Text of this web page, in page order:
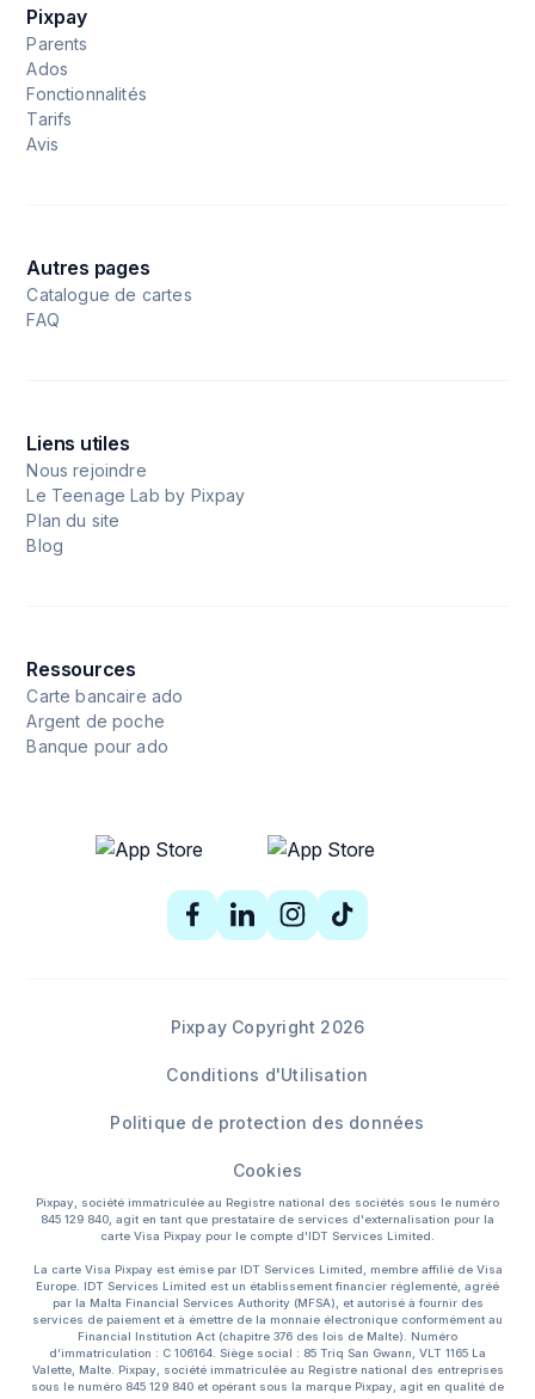
Pixpay
Parents
Ados
Fonctionnalités
Tarifs
Avis
Autres pages
Catalogue de cartes
FAQ
Liens utiles
Nous rejoindre
Le Teenage Lab by Pixpay
Plan du site
Blog
Ressources
Carte bancaire ado
Argent de poche
Banque pour ado
Pixpay Copyright 2026
Conditions d'Utilisation
Politique de protection des données
Cookies
Pixpay, société immatriculée au Registre national des sociétés sous le numéro
845 129 840, agit en tant que prestataire de services d'externalisation pour la
carte Visa Pixpay pour le compte d'IDT Services Limited.
La carte Visa Pixpay est émise par IDT Services Limited, membre affilié de Visa
Europe. IDT Services Limited est un établissement financier réglementé, agréé
par la Malta Financial Services Authority (MFSA), et autorisé à fournir des
services de paiement et à émettre de la monnaie électronique conformément au
Financial Institution Act (chapitre 376 des lois de Malte). Numéro
d’immatriculation : C 106164. Siège social : 85 Triq San Gwann, VLT 1165 La
Valette, Malte. Pixpay, société immatriculée au Registre national des entreprises
sous le numéro 845 129 840 et opérant sous la marque Pixpay, agit en qualité de